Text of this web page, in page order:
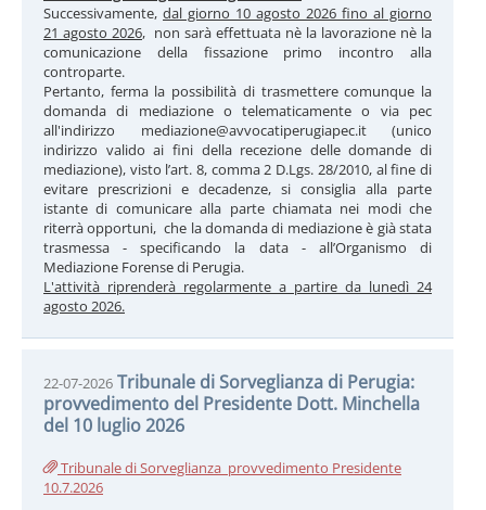
Successivamente, dal giorno 10 agosto 2026 fino al giorno
21 agosto 2026, non sarà effettuata nè la lavorazione nè la
comunicazione della fissazione primo incontro alla
controparte.
Pertanto, ferma la possibilità di trasmettere comunque la
domanda di mediazione o telematicamente o via pec
all'indirizzo mediazione@avvocatiperugiapec.it (unico
indirizzo valido ai fini della recezione delle domande di
mediazione), visto l’art. 8, comma 2 D.Lgs. 28/2010, al fine di
evitare prescrizioni e decadenze, si consiglia alla parte
istante di comunicare alla parte chiamata nei modi che
riterrà opportuni, che la domanda di mediazione è già stata
trasmessa - specificando la data - all’Organismo di
Mediazione Forense di Perugia.
L'attività riprenderà regolarmente a partire da lunedì 24
agosto 2026.
22-07-2026 Tribunale di Sorveglianza di Perugia:
provvedimento del Presidente Dott. Minchella
del 10 luglio 2026
Tribunale di Sorveglianza_provvedimento Presidente
10.7.2026